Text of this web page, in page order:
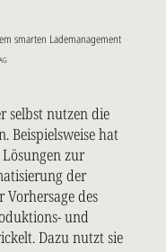
smarten Lademanagement
selbst nutzen die
Beispielsweise hat
zur
der
des
und
Dazu nutzt sie